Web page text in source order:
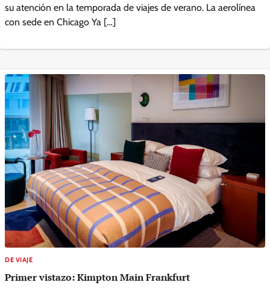
su atención en la temporada de viajes de verano. La aerolínea
con sede en Chicago Ya […]
DE VIAJE
Primer vistazo: Kimpton Main Frankfurt